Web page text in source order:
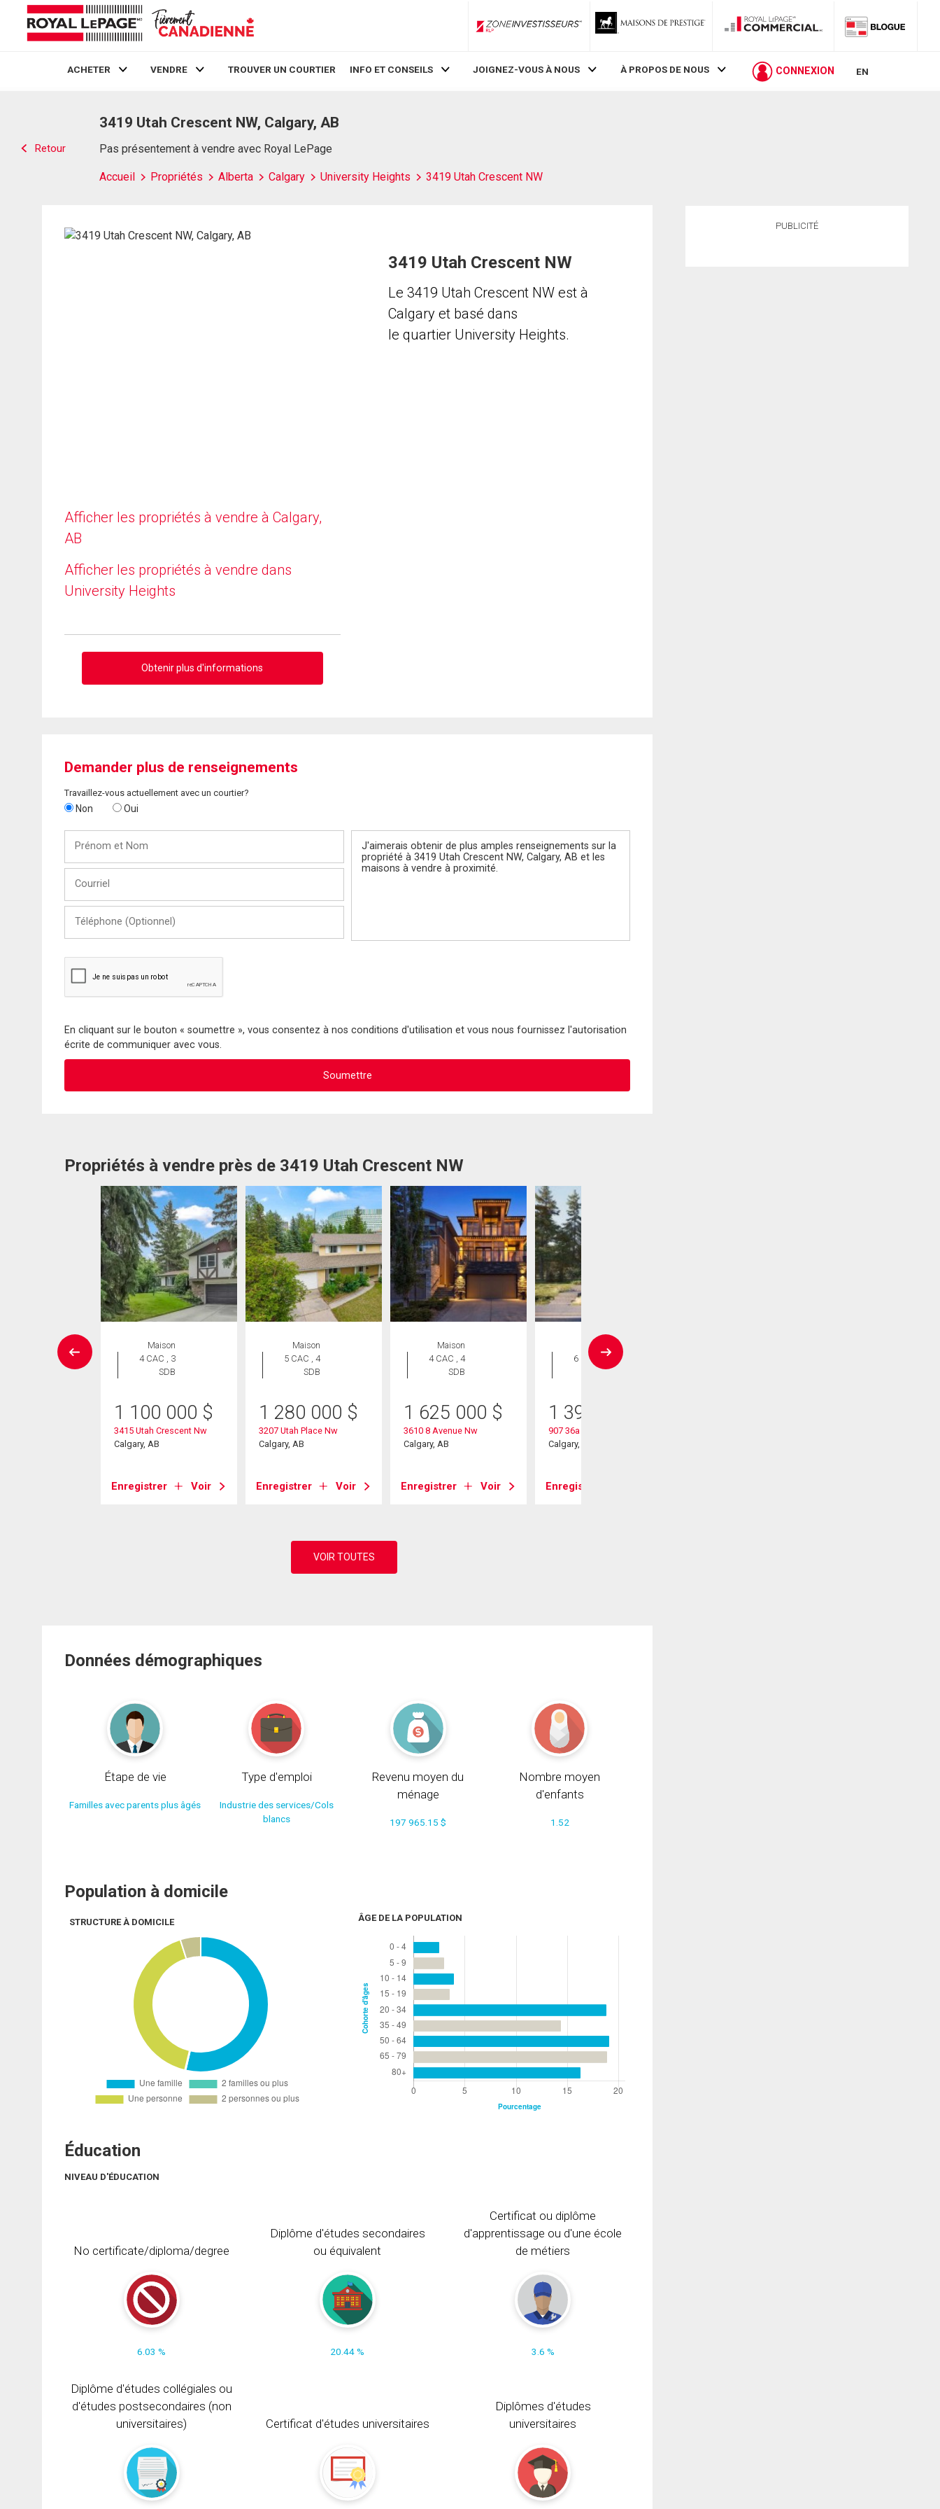
ZoneInvestisseurs RLP
ACHETER VENDRE TROUVER UN COURTIER INFO ET CONSEILS JOIGNEZ-VOUS À NOUS À PROPOS DE NOUS CONNEXION EN
Retour
3419 Utah Crescent NW, Calgary, AB
Pas présentement à vendre avec Royal LePage
Accueil Propriétés Alberta Calgary University Heights 3419 Utah Crescent NW
Afficher les propriétés à vendre à Calgary,
AB
Afficher les propriétés à vendre dans
University Heights
Obtenir plus d'informations
3419 Utah Crescent NW
Le 3419 Utah Crescent NW est à
Calgary et basé dans
le quartier University Heights.
Demander plus de renseignements
Travaillez-vous actuellement avec un courtier?
Non Oui
Nom
(Optionnel)
En cliquant sur le bouton « soumettre », vous consentez à nos conditions d'utilisation et vous nous fournissez l'autorisation
écrite de communiquer avec vous.
Propriétés à vendre près de 3419 Utah Crescent NW
Maison
4 CAC , 3
SDB
1 100 000 $
3415 Utah Crescent Nw
Calgary, AB
Enregistrer Voir
Maison
5 CAC , 4
SDB
1 280 000 $
3207 Utah Place Nw
Calgary, AB
Enregistrer Voir
Maison
4 CAC , 4
SDB
1 625 000 $
3610 8 Avenue Nw
Calgary, AB
Enregistrer Voir
Maison
6 CAC , 5
SDB
1 399 999
907 36a Street Nw
Calgary, AB
Enregistrer
Données démographiques
Étape de vie
Familles avec parents plus âgés
Type d'emploi
Industrie des services/Cols
blancs
Revenu moyen du
ménage
197 965.15 $
Nombre moyen
d'enfants
1.52
Population à domicile
STRUCTURE À DOMICILE ÂGE DE LA POPULATION
Éducation
NIVEAU D'ÉDUCATION
No certificate/diploma/degree
6.03 %
Diplôme d'études secondaires
ou équivalent
20.44 %
Certificat ou diplôme
d'apprentissage ou d'une école
de métiers
3.6 %
Diplôme d'études collégiales ou
d'études postsecondaires (non
universitaires)
Certificat d'études universitaires
Diplômes d'études
universitaires
PUBLICITÉ